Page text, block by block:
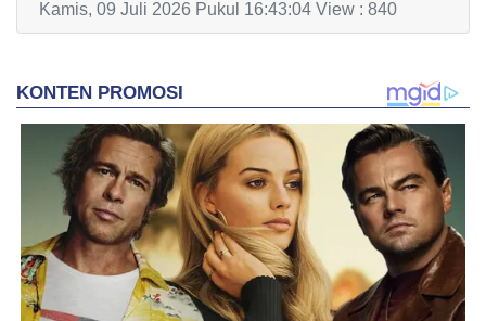
Kamis, 09 Juli 2026 Pukul 16:43:04 View : 840